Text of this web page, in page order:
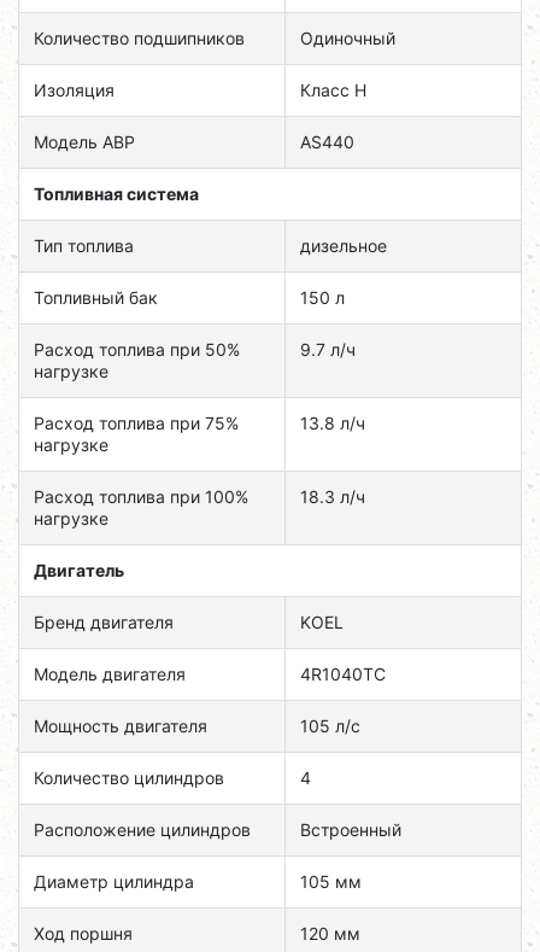
Количество подшипников Одиночный
Изоляция Класс H
Модель ABP AS440
Топливная система
Тип топлива дизельное
Топливный бак 150 л
Расход топлива при 50%
нагрузке
9.7 л/ч
Расход топлива при 75%
нагрузке
13.8 л/ч
Расход топлива при 100%
нагрузке
18.3 л/ч
Двигатель
Бренд двигателя KOEL
Модель двигателя 4R1040TC
Мощность двигателя 105 л/с
Количество цилиндров 4
Расположение цилиндров Встроенный
Диаметр цилиндра 105 мм
Ход поршня 120 мм